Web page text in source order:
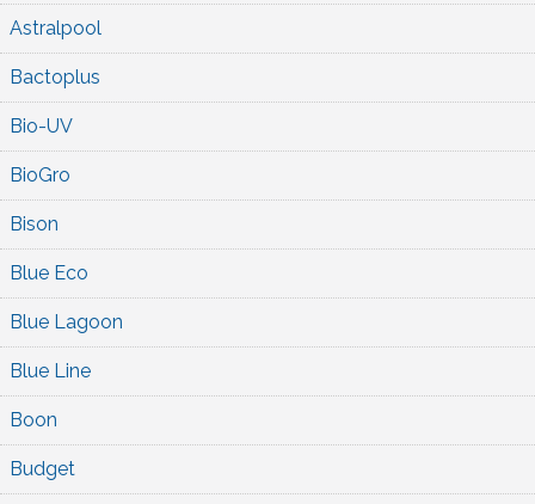
Astralpool
Bactoplus
Bio-UV
BioGro
Bison
Blue Eco
Blue Lagoon
Blue Line
Boon
Budget